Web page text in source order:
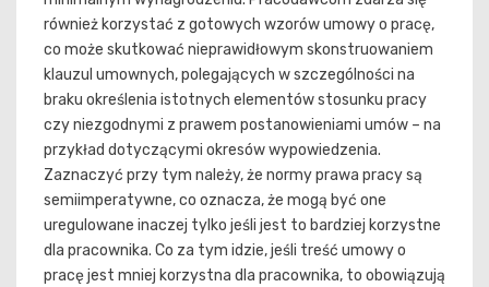
również korzystać z gotowych wzorów umowy o pracę,
co może skutkować nieprawidłowym skonstruowaniem
klauzul umownych, polegających w szczególności na
braku określenia istotnych elementów stosunku pracy
czy niezgodnymi z prawem postanowieniami umów – na
przykład dotyczącymi okresów wypowiedzenia.
Zaznaczyć przy tym należy, że normy prawa pracy są
semiimperatywne, co oznacza, że mogą być one
uregulowane inaczej tylko jeśli jest to bardziej korzystne
dla pracownika. Co za tym idzie, jeśli treść umowy o
pracę jest mniej korzystna dla pracownika, to obowiązują